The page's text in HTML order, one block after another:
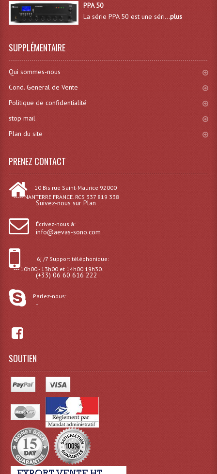
Système Visite Guidée
Angle AG20 Structure Contest
Angles Structure ASD SX290
Angles Structure SC150
Cercle Struct SCC Carre
Cercle Struct Triangulaire290
Crochets Et Accessoires
Embases Pour Structure
PPA 50
La série PPA 50 est une séri...plus
SUPPLÉMENTAIRE
Qui sommes-nous
Cond. General de Vente
Politique de confidentialité
stop mail
Plan du site
PRENEZ CONTACT
10 Bis rue Saint-Maurice 92000
----- NANTERRE FRANCE. RCS 337 819 338
Suivez-nous sur Plan
Écrivez-nous à:
info@aevas-sono.com
6j /7 Support téléphonique:
--- 10h00 - 13h00 et 14h00 19h30.
(+33) 06 60 616 222
Parlez-nous:
-
SOUTIEN